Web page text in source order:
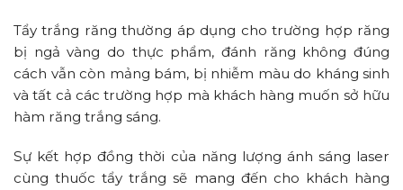
Tẩy trắng răng thường áp dụng cho trường hợp răng
bị ngả vàng do thực phẩm, đánh răng không đúng
cách vẫn còn mảng bám, bị nhiễm màu do kháng sinh
và tất cả các trường hợp mà khách hàng muốn sở hữu
hàm răng trắng sáng.
Sự kết hợp đồng thời của năng lượng ánh sáng laser
cùng thuốc tẩy trắng sẽ mang đến cho khách hàng